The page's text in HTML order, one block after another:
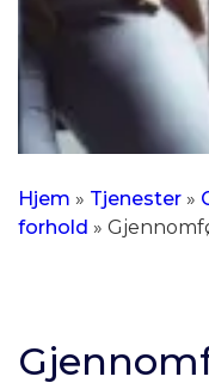
Hjem » Tjenester »
forhold »